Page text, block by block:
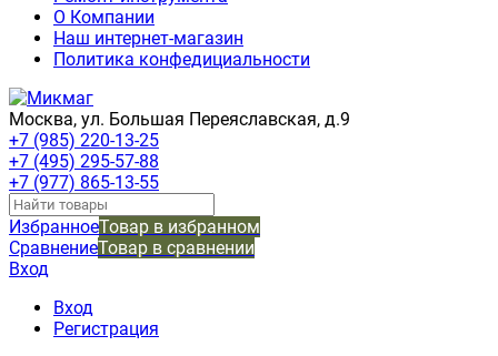
О Компании
Наш интернет-магазин
Политика конфедициальности
Москва, ул. Большая Переяславская, д.9
+7 (985) 220-13-25
+7 (495) 295-57-88
+7 (977) 865-13-55
ИзбранноеТовар в избранном
СравнениеТовар в сравнении
Вход
Вход
Регистрация